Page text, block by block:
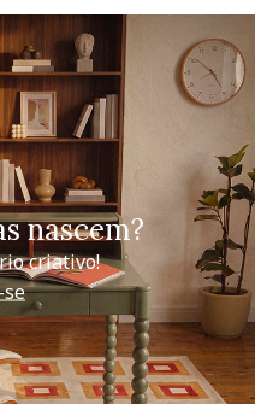
nascem?
criativo!